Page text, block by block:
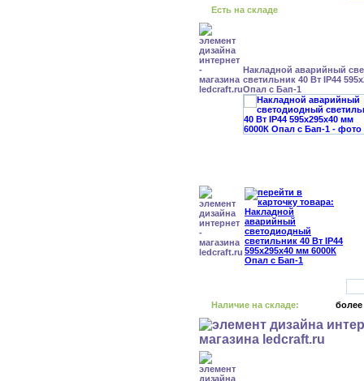
Есть на складе
Накладной аварийный
светильник 40 Вт IP44
Опал с Бап-1
Наличие на складе: более